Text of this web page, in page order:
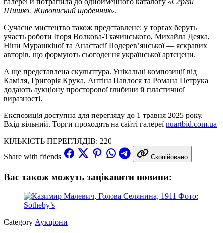
Шишко. Живописний щоденник».
Сучасне мистецтво також представлене: у торгах беруть
участь роботи Ігоря Волкова-Ткачинського, Михайла Деяка,
Ніни Мурашкіної та Анастасії Подерев’янської — яскравих
авторів, що формують сьогодення української артсцени.
А ще представлена скульптура. Унікальні композиції від
Каміля, Григорія Крука, Антіна Павлося та Романа Петрука
додають аукціону просторової глибини й пластичної
виразності.
Експозиція доступна для перегляду до 1 травня 2025 року.
Вхід вільний. Торги проходять на сайті галереїnuartbid.com.ua
КІЛЬКІСТЬ ПЕРЕГЛЯДІВ: 220
Share with friends
Скопійовано
Вас також можуть зацікавити новини:
Category Аукціони